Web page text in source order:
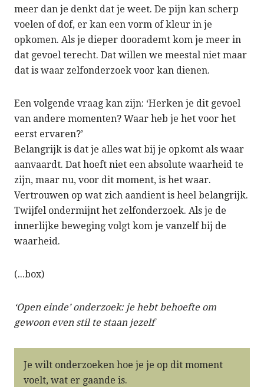
meer dan je denkt dat je weet. De pijn kan scherp
voelen of dof, er kan een vorm of kleur in je
opkomen. Als je dieper doorademt kom je meer in
dat gevoel terecht. Dat willen we meestal niet maar
dat is waar zelfonderzoek voor kan dienen.
Een volgende vraag kan zijn: ‘Herken je dit gevoel
van andere momenten? Waar heb je het voor het
eerst ervaren?’
Belangrijk is dat je alles wat bij je opkomt als waar
aanvaardt. Dat hoeft niet een absolute waarheid te
zijn, maar nu, voor dit moment, is het waar.
Vertrouwen op wat zich aandient is heel belangrijk.
Twijfel ondermijnt het zelfonderzoek. Als je de
innerlijke beweging volgt kom je vanzelf bij de
waarheid.
(...box)
‘Open einde’ onderzoek: je hebt behoefte om
gewoon even stil te staan jezelf
Je wilt onderzoeken hoe je je op dit moment
voelt, wat er gaande is.